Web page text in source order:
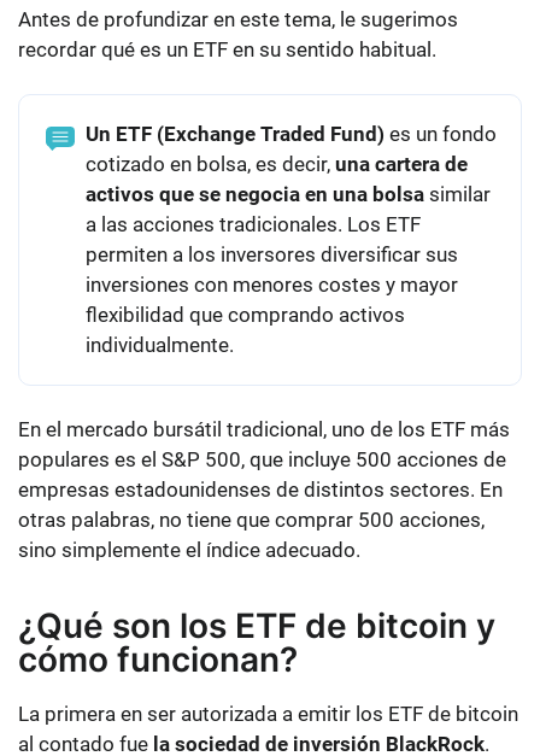
Antes de profundizar en este tema, le sugerimos
recordar qué es un ETF en su sentido habitual.
Un ETF (Exchange Traded Fund) es un fondo
cotizado en bolsa, es decir, ⁣ una cartera de
activos que se negocia en una bolsa similar
a las acciones tradicionales. Los ETF
permiten a los inversores diversificar sus
inversiones con menores costes y mayor
flexibilidad que comprando activos
individualmente.
En el mercado bursátil tradicional, uno de los ETF más
populares es el S&P 500, que incluye 500 acciones de
empresas estadounidenses de distintos sectores. En
otras palabras, no tiene que comprar 500 acciones,
sino simplemente el índice adecuado.
¿Qué son los ETF de bitcoin y
cómo funcionan?
La primera en ser autorizada a emitir los ETF de bitcoin
al contado fue la sociedad de inversión BlackRock.